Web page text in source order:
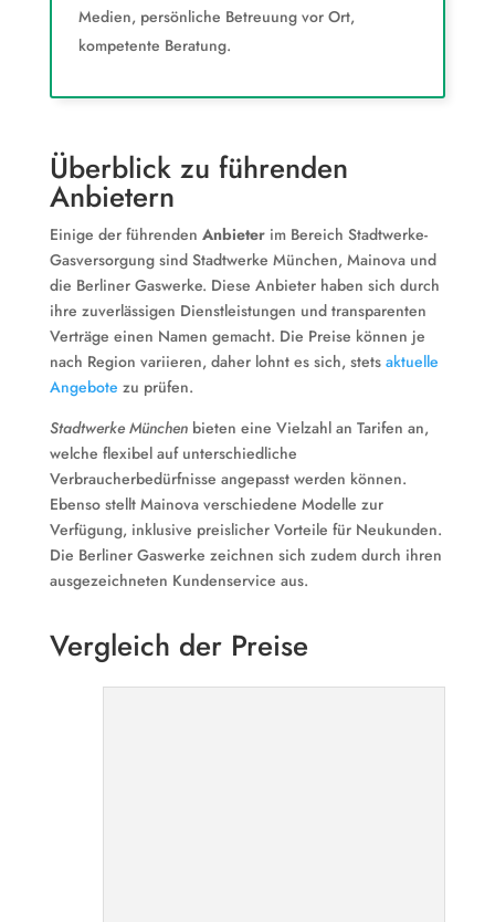
Medien, persönliche Betreuung vor Ort,
kompetente Beratung.
Überblick zu führenden
Anbietern
Einige der führenden Anbieterim Bereich Stadtwerke-
Gasversorgung sind Stadtwerke München, Mainova und
die Berliner Gaswerke. Diese Anbieter haben sich durch
ihre zuverlässigen Dienstleistungen und transparenten
Verträge einen Namen gemacht. Die Preise können je
nach Region variieren, daher lohnt es sich, stets aktuelle
Angebote zu prüfen.
Stadtwerke Münchenbieten eine Vielzahl an Tarifen an,
welche flexibel auf unterschiedliche
Verbraucherbedürfnisse angepasst werden können.
Ebenso stellt Mainova verschiedene Modelle zur
Verfügung, inklusive preislicher Vorteile für Neukunden.
Die Berliner Gaswerke zeichnen sich zudem durch ihren
ausgezeichneten Kundenservice aus.
Vergleich der Preise